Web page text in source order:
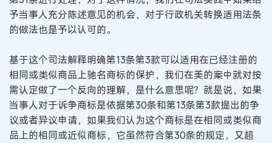
予当事人充分陈述意见的机会，对于行政机关转换适用法条
的做法也是予以认可的。
基于这个司法解释明确第13条第3款可以适用在已经注册的
相同或类似商品上驰名商标的保护，我们在美的案中就对按
需认定做了一个反向的理解，是什么意思呢？就是说，如果
当事人对于诉争商标是依据第30条和第13条第3款提出的争
议或者异议申请，如果我们认为这个商标是在相同或类似商
品上的相同或近似商标，它虽然符合第30条的规定，又超